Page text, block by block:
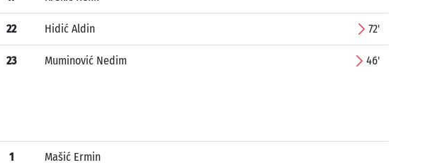
22 Hidić Aldin 72'
23 Muminović Nedim 46'
1 Mašić Ermin